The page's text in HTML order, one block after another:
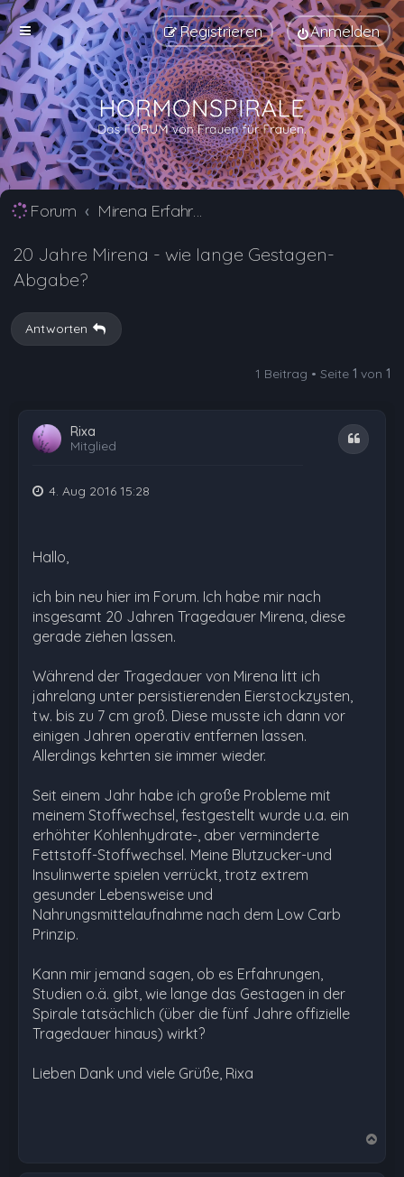
Anmelden
Registrieren
Forum Mirena Erfahrungsberichte und Nebenwirkungen
20 Jahre Mirena - wie lange Gestagen-
Abgabe?
Antworten
1 Beitrag • Seite 1 von 1
Rixa
Mitglied
Zitat
4. Aug 2016 15:28
Hallo,
ich bin neu hier im Forum. Ich habe mir nach
insgesamt 20 Jahren Tragedauer Mirena, diese
gerade ziehen lassen.
Während der Tragedauer von Mirena litt ich
jahrelang unter persistierenden Eierstockzysten,
tw. bis zu 7 cm groß. Diese musste ich dann vor
einigen Jahren operativ entfernen lassen.
Allerdings kehrten sie immer wieder.
Seit einem Jahr habe ich große Probleme mit
meinem Stoffwechsel, festgestellt wurde u.a. ein
erhöhter Kohlenhydrate-, aber verminderte
Fettstoff-Stoffwechsel. Meine Blutzucker-und
Insulinwerte spielen verrückt, trotz extrem
gesunder Lebensweise und
Nahrungsmittelaufnahme nach dem Low Carb
Prinzip.
Kann mir jemand sagen, ob es Erfahrungen,
Studien o.ä. gibt, wie lange das Gestagen in der
Spirale tatsächlich (über die fünf Jahre offizielle
Tragedauer hinaus) wirkt?
Lieben Dank und viele Grüße, Rixa